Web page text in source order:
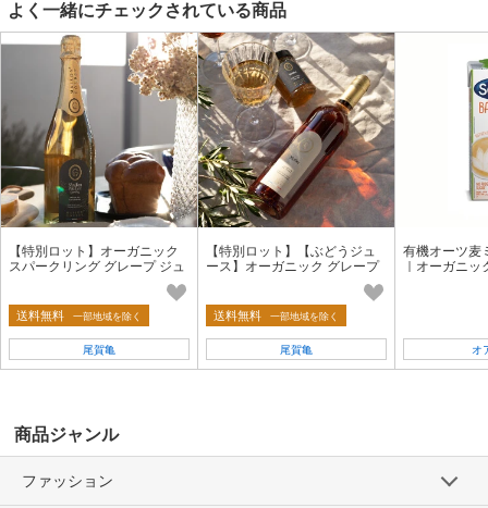
よく一緒にチェックされている商品
【特別ロット】オーガニック
スパークリング グレープ ジュ
ースセミヨン【ノンアルコー
送料無料 一部地域を除く
尾賀亀
【特別ロット】【ぶどうジュ
ース】オーガニック グレープ
ジュース メルロー【ノンア
送料無料 一部地域を除く
尾賀亀
有機オーツ麦
｜オーガニ
オ
商品ジャンル
ファッション